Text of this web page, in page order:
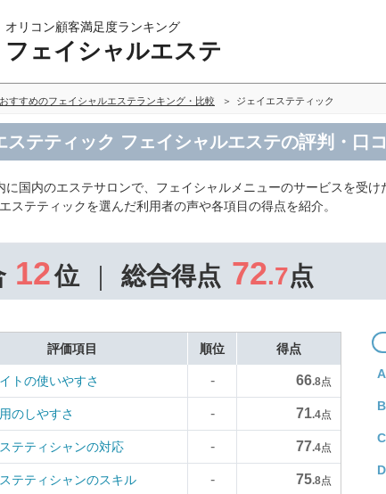
オリコン顧客満足度ランキング
フェイシャルエステ
おすすめのフェイシャルエステランキング・比較 ジェイエステティック
ステティック フェイシャルエステの評判・口
に国内のエステサロンで、フェイシャルメニューのサービスを受け
ステティックを選んだ利用者の声や各項目の得点を紹介。
12位 総合得点 72.7点
評価項目 順位 得点
トの使いやすさ - 66.8点
のしやすさ - 71.4点
テティシャンの対応 - 77.4点
テティシャンのスキル - 75.8点
A
B
C
D